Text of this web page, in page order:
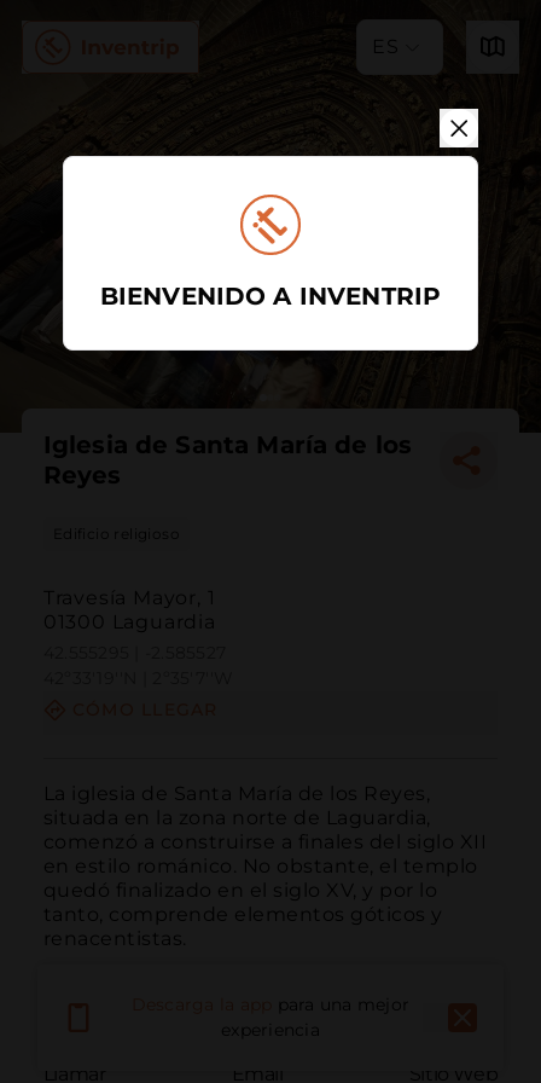
ES
Iglesia de Santa María de los
Reyes
Edificio religioso
Travesía Mayor, 1
01300 Laguardia
La iglesia de Santa María de los Reyes,
situada en la zona norte de Laguardia,
comenzó a construirse a finales del siglo XII
en estilo románico. No obstante, el templo
quedó finalizado en el siglo XV, y por lo
tanto, comprende elementos góticos y
renacentistas.
Llamar Email Sitio Web
para una mejor
experiencia
BIENVENIDO A INVENTRIP